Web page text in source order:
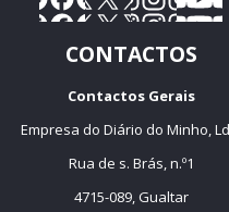
CONTACTOS
Contactos Gerais
Empresa do Diário do Minho,
Rua de s. Brás, n.º1
4715-089, Gualtar